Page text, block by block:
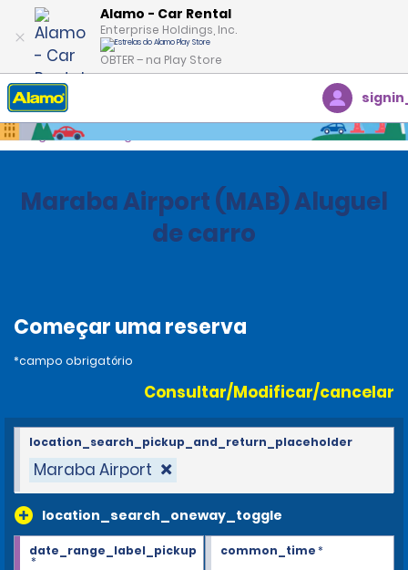
Alamo - Car Rental
Enterprise Holdings, Inc.
OBTER – na Play Store
Página inicial
Maraba Airport (MAB) Aluguel
de carro
Começar uma reserva
*campo obrigatório
Consultar/Modificar/cancelar
Maraba Airport
location_search_oneway_toggle
location_search_pickup_and_return_placeholder
date_range_label_pickup
*
common_time*